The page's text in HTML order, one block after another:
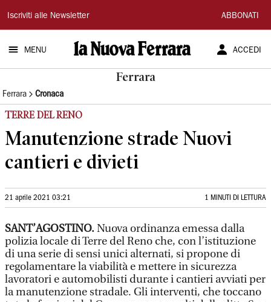
La
Nuova
Ferrara
Iscriviti alle Newsletter ABBONATI
MENU ACCEDI
Ferrara
Ferrara Cronaca
TERRE DEL RENO
Manutenzione strade Nuovi
cantieri e divieti
21 aprile 2021 03:21 1 MINUTI DI LETTURA
SANT’AGOSTINO.Nuova ordinanza emessa dalla
polizia locale di Terre del Reno che, con l’istituzione
di una serie di sensi unici alternati, si propone di
regolamentare la viabilità e mettere in sicurezza
lavoratori e automobilisti durante i cantieri avviati per
la manutenzione stradale. Gli interventi, che toccano